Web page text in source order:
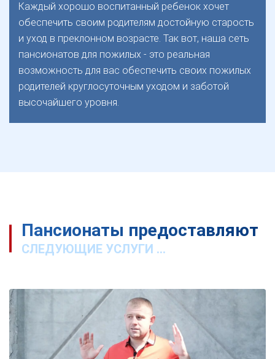
Каждый хорошо воспитанный ребенок хочет
обеспечить своим родителям достойную старость
и уход в преклонном возрасте. Так вот, наша сеть
пансионатов для пожилых - это реальная
возможность для вас обеспечить своих пожилых
родителей круглосуточным уходом и заботой
высочайшего уровня.
Пансионаты предоставляют
СЛЕДУЮЩИЕ УСЛУГИ ...